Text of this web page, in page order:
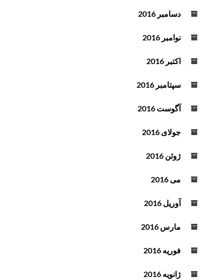
دسامبر 2016
نوامبر 2016
اکتبر 2016
سپتامبر 2016
آگوست 2016
جولای 2016
ژوئن 2016
می 2016
آوریل 2016
مارس 2016
فوریه 2016
ژانویه 2016